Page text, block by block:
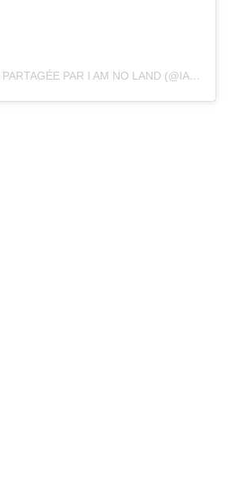
UNE PUBLICATION PARTAGÉE PAR I AM NO LAND (@IAMNOLAND)